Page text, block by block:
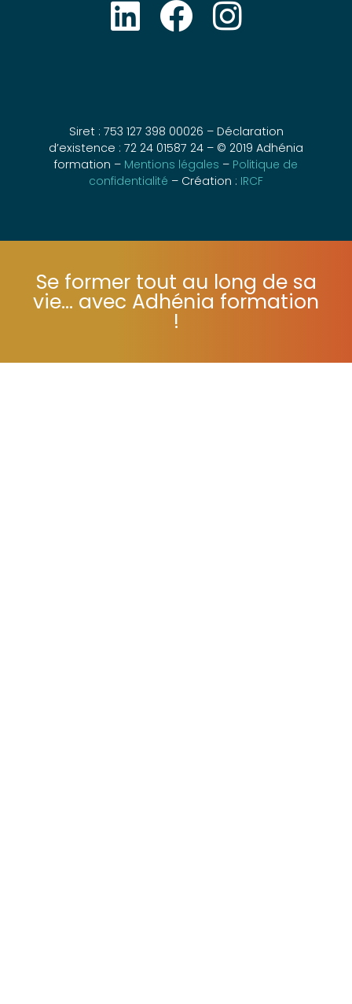
Siret : 753 127 398 00026 – Déclaration
d’existence : 72 24 01587 24 – © 2019 Adhénia
formation – Mentions légales – Politique de
confidentialité – Création : IRCF
Se former tout au long de sa
vie... avec Adhénia formation
!